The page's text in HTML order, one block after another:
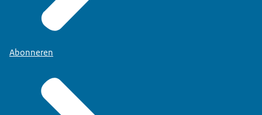
Abonneren